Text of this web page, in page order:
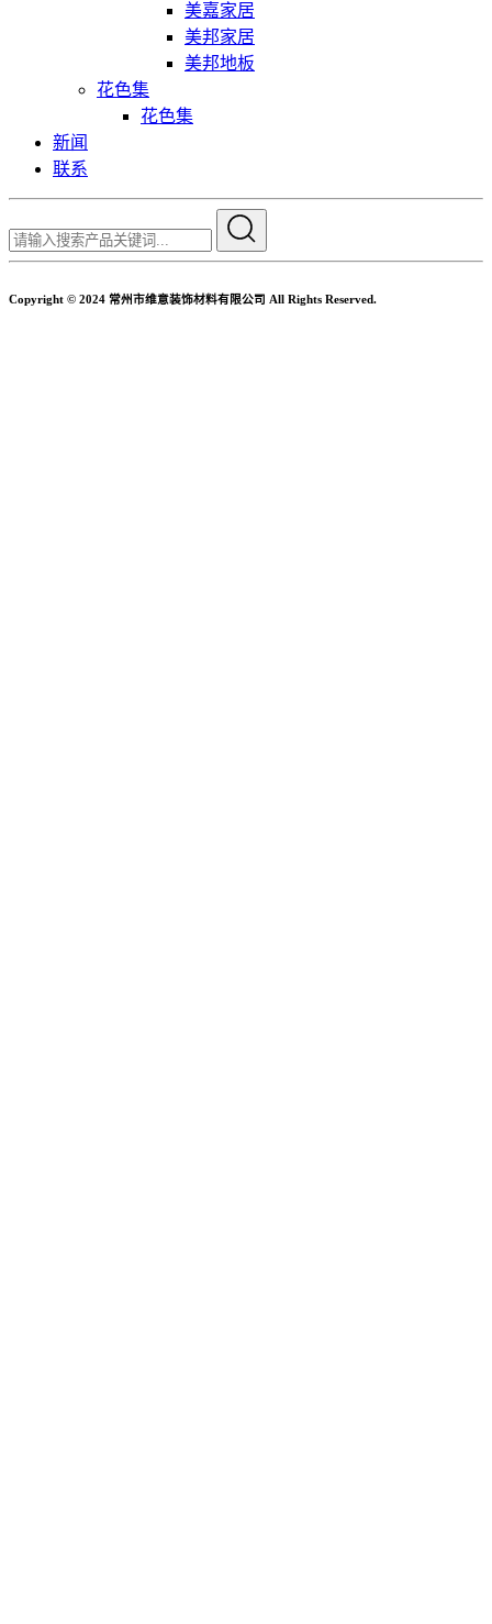
美嘉家居
美邦家居
美邦地板
花色集
花色集
新闻
联系
Copyright © 2024 常州市维意装饰材料有限公司 All Rights Reserved.